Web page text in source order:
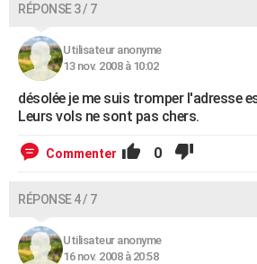
RÉPONSE 3 / 7
Utilisateur anonyme
13 nov. 2008 à 10:02
désolée je me suis tromper l'adresse
Leurs vols ne sont pas chers.
Commenter 0
RÉPONSE 4 / 7
Utilisateur anonyme
16 nov. 2008 à 20:58